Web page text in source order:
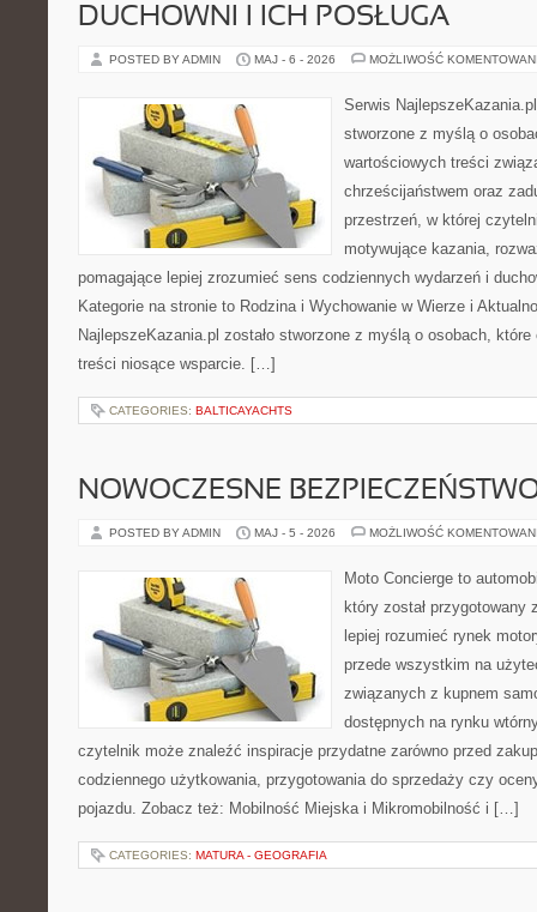
DUCHOWNI I ICH POSŁUGA
POSTED BY ADMIN MAJ - 6 - 2026 MOŻLIWOŚĆ
Serwis
stworzone z myślą o
wartościowych treści
chrześcijaństwem oraz
przestrzeń, w której
motywujące kazania,
pomagające lepiej zrozumieć sens codziennych wydarzeń i
Kategorie na stronie to Rodzina i Wychowanie w Wierze i
NajlepszeKazania.pl zostało stworzone z myślą o osobach,
treści niosące wsparcie. […]
CATEGORIES: BALTICAYACHTS
NOWOCZESNE
POSTED BY ADMIN MAJ - 5 - 2026 MOŻLIWOŚĆ
Moto Concierge to
który został
lepiej rozumieć rynek
przede wszystkim na
związanych z kupnem
dostępnych na rynku
czytelnik może znaleźć inspiracje przydatne zarówno przed
codziennego użytkowania, przygotowania do sprzedaży czy
pojazdu. Zobacz też: Mobilność Miejska i Mikromobilność i […]
CATEGORIES: MATURA - GEOGRAFIA